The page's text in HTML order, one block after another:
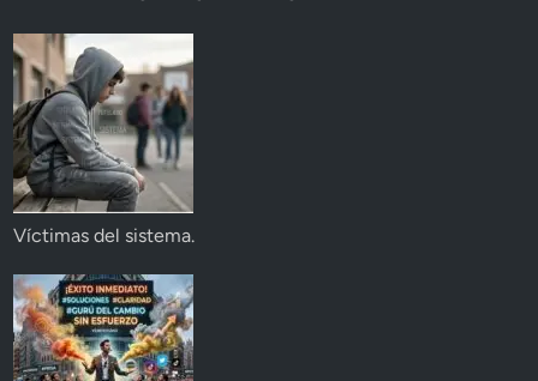
Víctimas del sistema.